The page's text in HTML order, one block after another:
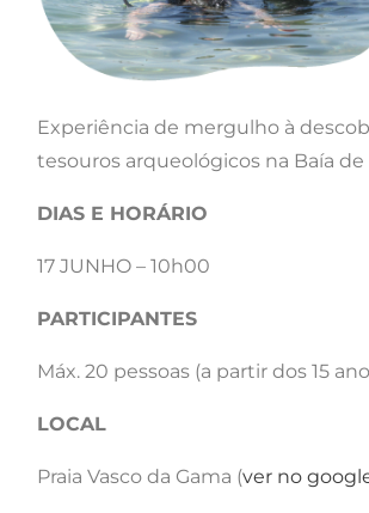
Experiência de mergulho à
tesouros arqueológicos na Baía de
DIAS E HORÁRIO
17 JUNHO – 10h00
PARTICIPANTES
Máx. 20 pessoas (a partir dos 15
LOCAL
Praia Vasco da Gama (ver no